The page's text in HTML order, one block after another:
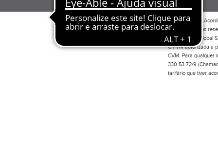
Por favor leia o
Todos os direitos
Investimento Global
CMVM autorizada a
CVM. Para qualquer
330 53 72/9
tarifário que tiver